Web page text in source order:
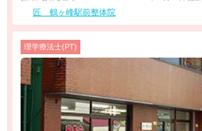
匠 鶴ヶ峰駅前整体院
理学療法士(PT)